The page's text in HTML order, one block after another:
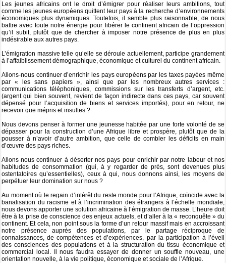
Les jeunes africains ont le droit d’émigrer pour réaliser leurs ambitions, tout
comme les jeunes européens quittent leur pays à la recherche d’environnements
économiques plus dynamiques. Toutefois, il semble plus raisonnable, de nous
battre avec toute notre énergie pour libérer le continent africain de l’oppression
qu’il subit, plutôt que de chercher à imposer notre présence de plus en plus
indésirable aux autres pays.
L’émigration massive telle qu’elle se déroule actuellement, participe grandement
à l’affaiblissement démographique, économique et culturel du continent africain.
Allons-nous continuer d’enrichir les pays européens par les taxes payées même
par « les sans papiers », ainsi que par les nombreux autres services :
communications téléphoniques, commissions sur les transferts d’argent, etc.
(argent qui bien souvent, revient de façon indirecte dans ces pays, car souvent
dépensé pour l’acquisition de biens et services importés), pour en retour, ne
recevoir que mépris et insultes ?
Nous devons penser à former une jeunesse habitée par une forte volonté de se
dépasser pour la construction d’une Afrique libre et prospère, plutôt que de la
pousser à n’avoir d’autre ambition, que celle de combler les déficits en main
d’œuvre des pays riches.
Allons nous continuer à déserter nos pays pour enrichir par notre labeur et nos
habitudes de consommation (qui, à y regarder de près, sont devenues plus
ostentatoires qu’essentielles), ceux à qui, nous donnons ainsi, les moyens de
perpétuer leur domination sur nous ?
Au moment où le regain d’intérêt du reste monde pour l’Afrique, coïncide avec la
banalisation du racisme et à l’incrimination des étrangers à l’échelle mondiale,
nous devons apporter une solution africaine à l’émigration de masse. L’heure doit
être à la prise de conscience des enjeux actuels, et d’aller à la « reconquête » du
continent. Et cela, non point sous la forme d’un retour massif mais en accroissant
notre présence auprès des populations, par le partage réciproque de
connaissances, de compétences et d’expériences, par la participation à l’éveil
des consciences des populations et à la structuration du tissu économique et
commercial local. Il nous faudra essayer de donner un souffle nouveau, une
orientation nouvelle, à la vie politique, économique et sociale de l’Afrique.